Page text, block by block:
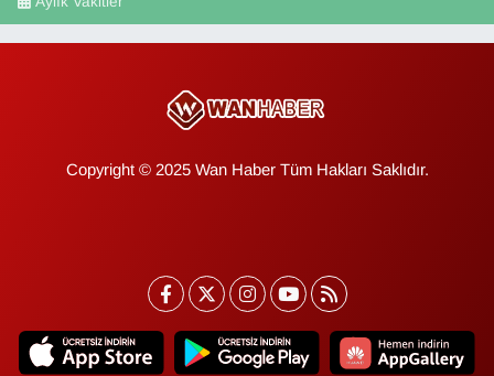
Copyright © 2025 Wan Haber Tüm Hakları Saklıdır.